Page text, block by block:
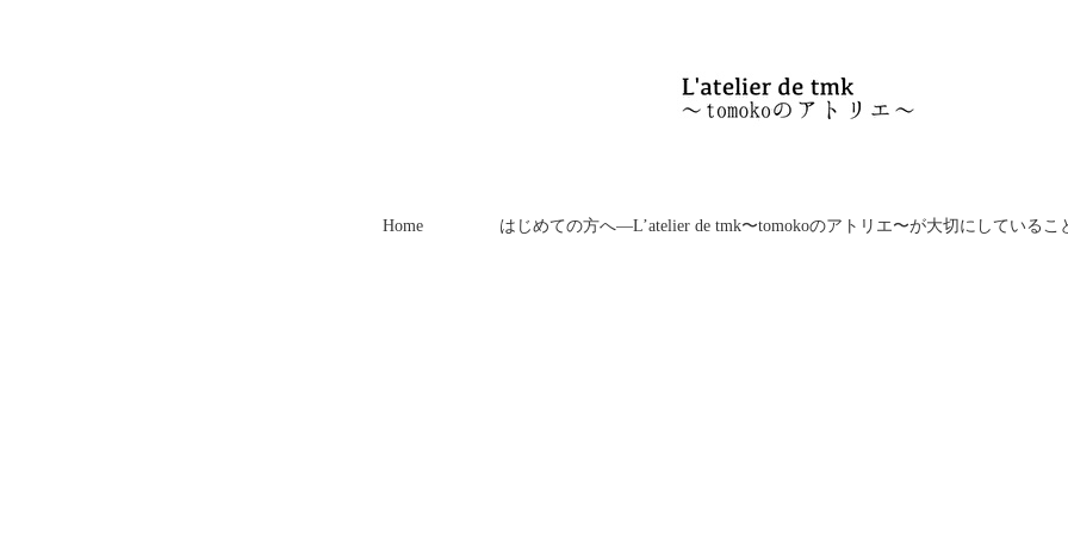
Home はじめての方へ―L’atelier de tmk〜tomokoのアトリエ〜が大切にしている